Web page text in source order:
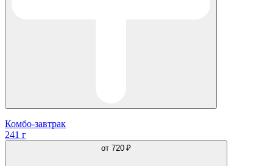
Комбо-завтрак
241 г
от 720 ₽